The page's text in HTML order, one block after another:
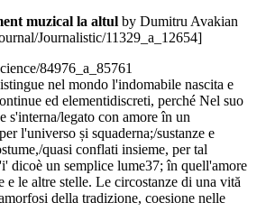
muzical la altul by Dumitru Avakian
Journalistic/11329_a_12654]
84976_a_85761
nel mondo l'indomabile nascita e
ed elementidiscreti, perché Nel suo
s'interna/legato con amore în un
l'universo și squaderna;/sustanze e
quasi conflati insieme, per tal
dicoè un semplice lume37; în quell'amore
e le altre stelle. Le circostanze di una vită
della tradizione, coesione nelle